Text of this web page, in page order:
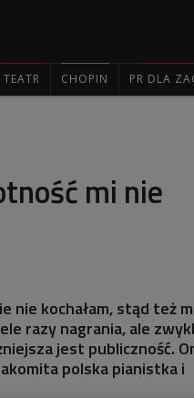
TEATR CHOPIN PR DLA
mi nie
nie kochałam, stąd też
razy nagrania, ale
jest publiczność.
polska pianistka i